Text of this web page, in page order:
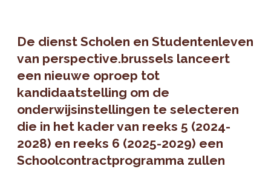
De dienst Scholen en Studentenleven
van perspective.brussels lanceert
een nieuwe oproep tot
kandidaatstelling om de
onderwijsinstellingen te selecteren
die in het kader van reeks 5 (2024-
2028) en reeks 6 (2025-2029) een
Schoolcontractprogramma zullen